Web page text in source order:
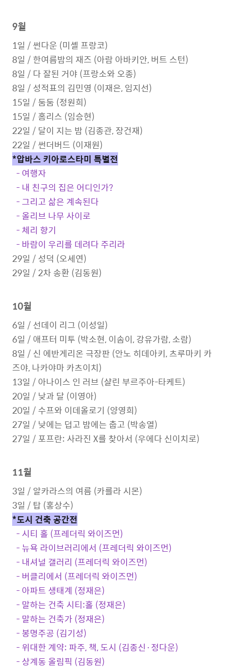
9월
1일 / 썬다운 (미셸 프랑코)
8일 / 한여름밤의 재즈 (아람 아바키안, 버트 스턴)
8일 / 다 잘된 거야 (프랑소와 오종)
8일 / 성적표의 김민영 (이재은, 임지선)
15일 / 둠둠 (정원희)
15일 / 홈리스 (임승현)
22일 / 달이 지는 밤 (김종관, 장건재)
22일 / 썬더버드 (이재원)
*압바스 키아로스타미 특별전
- 여행자
- 내 친구의 집은 어디인가?
- 그리고 삶은 계속된다
- 올리브 나무 사이로
- 체리 향기
- 바람이 우리를 데려다 주리라
29일 / 성덕 (오세연)
29일 / 2차 송환 (김동원)
10월
6일 / 선데이 리그 (이성일)
6일 / 애프터 미투 (박소현, 이솜이, 강유가람, 소람)
8일 / 신 에반게리온 극장판 (안노 히데아키, 츠루마키 카
즈야, 나카야마 카츠이치)
13일 / 아나이스 인 러브 (샬린 부르주아-타케트)
20일 / 낮과 달 (이영아)
20일 / 수프와 이데올로기 (양영희)
27일 / 낮에는 덥고 밤에는 춥고 (박송열)
27일 / 포프란: 사라진 X를 찾아서 (우에다 신이치로)
11월
3일 / 알카라스의 여름 (카를라 시몬)
3일 / 탑 (홍상수)
*도시 건축 공간전
- 시티 홀 (프레더릭 와이즈먼)
- 뉴욕 라이브러리에서 (프레더릭 와이즈먼)
- 내셔널 갤러리 (프레더릭 와이즈먼)
- 버클리에서 (프레더릭 와이즈먼)
- 아파트 생태계 (정재은)
- 말하는 건축 시티:홀 (정재은)
- 말하는 건축가 (정재은)
- 봉명주공 (김기성)
- 위대한 계약: 파주, 책, 도시 (김종신·정다운)
- 상계동 올림픽 (김동원)